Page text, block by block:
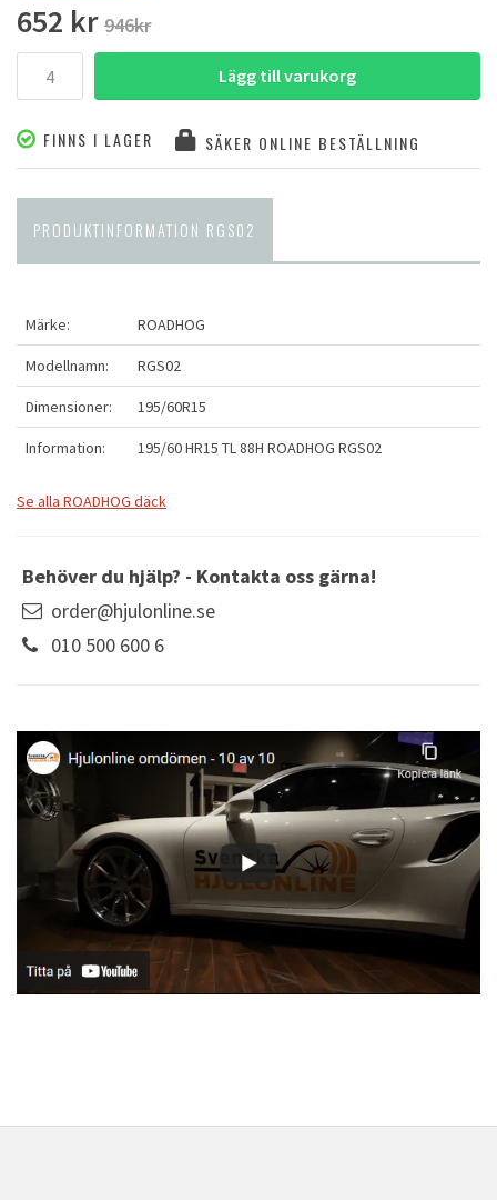
652 kr 946kr
Lägg till varukorg
FINNS I LAGER SÄKER ONLINE BESTÄLLNING
PRODUKTINFORMATION RGS02
Märke: ROADHOG
Modellnamn: RGS02
Dimensioner: 195/60R15
Information: 195/60 HR15 TL 88H ROADHOG RGS02
Se alla ROADHOG däck
Behöver du hjälp? - Kontakta oss gärna!
order@hjulonline.se
010 500 600 6